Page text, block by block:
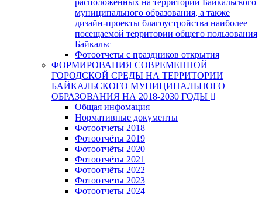
муниципального образования, а также
дизайн-проекты благоустройства наиболее
посещаемой территории общего пользования
Байкальс
Фотоотчеты с праздников открытия
ФОРМИРОВАНИЯ СОВРЕМЕННОЙ
ГОРОДСКОЙ СРЕДЫ НА ТЕРРИТОРИИ
БАЙКАЛЬСКОГО МУНИЦИПАЛЬНОГО
ОБРАЗОВАНИЯ НА 2018-2030 ГОДЫ
Общая инфомация
Нормативные документы
Фотоотчеты 2018
Фотоотчёты 2019
Фотоотчёты 2020
Фотоотчёты 2021
Фотоотчёты 2022
Фотоотчеты 2023
Фотоотчеты 2024